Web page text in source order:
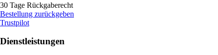
30 Tage Rückgaberecht
Bestellung zurückgeben
Trustpilot
Dienstleistungen